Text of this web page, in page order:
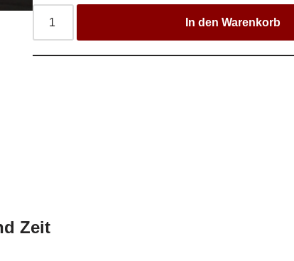
In den Warenkorb
Zeit